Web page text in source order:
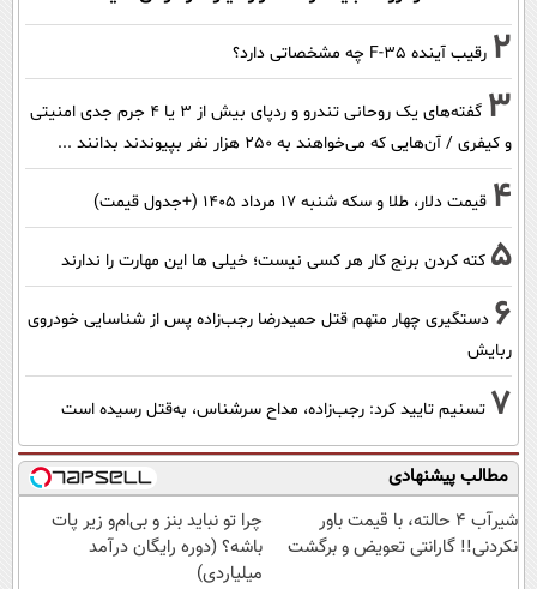
2 رقیب آینده F-35 چه مشخصاتی دارد؟
3
گفته‌های یک روحانی تندرو و ردپای بیش از ۳ یا ۴ جرم جدی امنیتی
و کیفری / آن‌هایی که می‌خواهند به ۲۵۰ هزار نفر بپیوندند بدانند ...
4 قیمت دلار، طلا و سکه شنبه ۱۷ مرداد ۱۴۰۵ (+جدول قیمت)
5 کته کردن برنج کار هر کسی نیست؛ خیلی ها این مهارت را ندارند
6 دستگیری چهار متهم قتل حمیدرضا رجب‌زاده پس از شناسایی خودروی
ربایش
7 تسنیم تایید کرد: رجب‌زاده، مداح سرشناس، به‌قتل رسیده است
مطالب پیشنهادی
شیر‌آب ۴ حالته، با قیمت باور
نکردنی!! گارانتی تعویض و برگشت
چرا تو نباید بنز و بی‌ام‌و زیر پات
باشه؟ (دوره رایگان درآمد
میلیاردی)